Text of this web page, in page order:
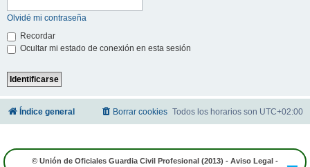
Olvidé mi contraseña
Recordar
Ocultar mi estado de conexión en esta sesión
Índice general Todos los horarios son UTC+02:00
Borrar cookies
© Unión de Oficiales Guardia Civil Profesional (2013) - Aviso Legal -